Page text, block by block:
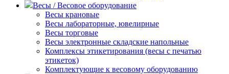
Весы / Весовое оборудование
Весы крановые
Весы лабораторные, ювелирные
Весы торговые
Весы электронные складские напольные
Комплексы этикетирования (весы с печатью
этикеток)
Комплектующие к весовому оборудованию